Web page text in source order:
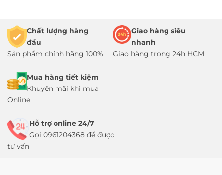
Chất lượng hàng
đầu
Sản phẩm chính hãng 100%
Giao hàng siêu
nhanh
Giao hàng trong 24h HCM
Mua hàng tiết kiệm
Khuyến mãi khi mua
Online
Hỗ trợ online 24/7
Gọi 0961204368 để được
tư vấn